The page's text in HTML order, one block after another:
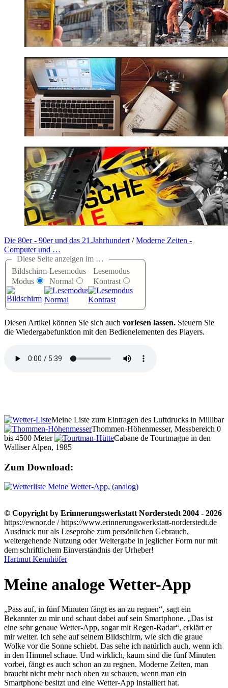
Die 80er - 90er und das 21.Jahrhundert/Moderne Zeiten -
Computer und …
Diese Seite anzeigen im …
Bildschirm-
Modus
Lesemodus
Normal
Lesemodus
Kontrast
Diesen Artikel können Sie sich auch vorlesen lassen. Steuern Sie
die Wiedergabefunktion mit den Bedienelementen des Players.
Meine Liste zum Eintragen des Luftdrucks in Millibar
Thommen-Höhenmesser, Messbereich 0
bis 4500 Meter
Cabane de Tourtmagne in den
Walliser Alpen, 1985
Zum Download:
Meine Wetter-App, (analog)
© Copyright by Erinnerungswerkstatt Norderstedt 2004 - 2026
https://ewnor.de / https://www.erinnerungswerkstatt-norderstedt.de
Ausdruck nur als Leseprobe zum persönlichen Gebrauch,
weitergehende Nutzung oder Weitergabe in jeglicher Form nur mit
dem schriftlichem Einverständnis der Urheber!
Hartmut Kennhöfer
Meine analoge Wetter-App
„Pass auf, in fünf Minuten fängt es an zu regnen“, sagt ein
Bekannter zu mir und schaut dabei auf sein Smartphone.
Das ist
eine sehr genaue Wetter-App, sogar mit Regen-Radar , erklärt er
mir weiter. Ich sehe auf seinem Bildschirm, wie sich die graue
Wolke vor die Sonne schiebt. Das sehe ich natürlich auch, wenn ich
in den Himmel schaue. Und wirklich, kaum sind die fünf Minuten
vorbei, fängt es auch schon an zu regnen. Moderne Zeiten, man
braucht nicht mehr nach oben zu schauen, wenn man ein
Smartphone besitzt und eine Wetter-App installiert hat.